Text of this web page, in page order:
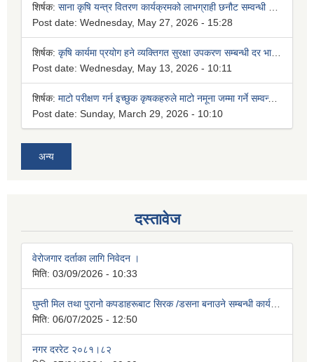
शिर्षक: साना कृषि यन्त्र वितरण कार्यक्रमको लाभग्राही छनौट सम्वन्धी सूचना।
Post date: Wednesday, May 27, 2026 - 15:28
शिर्षक: कृषि कार्यमा प्रयोग हने व्यक्तिगत सुरक्षा उपकरण सम्बन्धी दर भाउ पेश गर्ने सूचना !
Post date: Wednesday, May 13, 2026 - 10:11
शिर्षक: माटो परीक्षण गर्न इच्छुक कृषकहरुले माटो नमूना जम्मा गर्ने सम्वन्धी सूचना।
Post date: Sunday, March 29, 2026 - 10:10
अन्य
दस्तावेज
वेरोजगार दर्ताका लागि निवेदन ।
मिति: 03/09/2026 - 10:33
मिति: 06/07/2025 - 12:50
नगर दररेट २०८१।८२